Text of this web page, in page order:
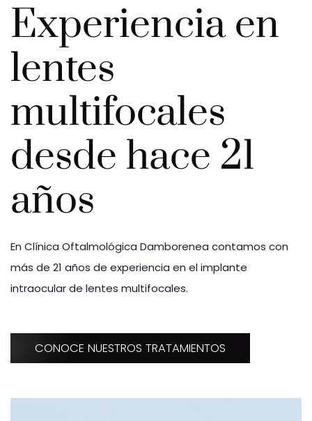
Experiencia en
lentes
multifocales
desde hace 21
años
En Clínica Oftalmológica Damborenea contamos con
más de 21 años de experiencia en el implante
intraocular de lentes multifocales.
CONOCE NUESTROS TRATAMIENTOS